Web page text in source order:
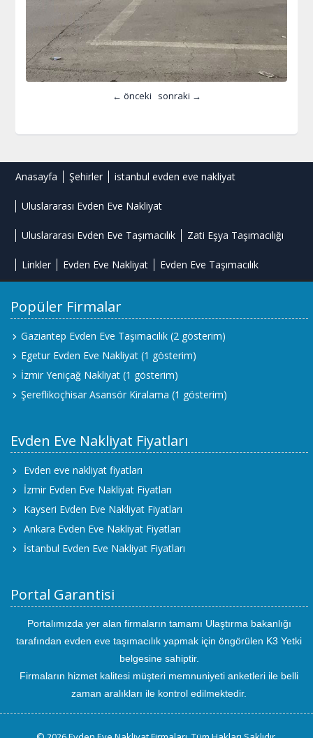
← önceki sonraki →
Anasayfa Şehirler istanbul evden eve nakliyat
Uluslararası Evden Eve Nakliyat
Uluslararası Evden Eve Taşımacılık Zati Eşya Taşımacılığı
Linkler Evden Eve Nakliyat Evden Eve Taşımacılık
Popüler Firmalar
Gaziantep Evden Eve Taşımacılık (2 gösterim)
Egetur Evden Eve Nakliyat (1 gösterim)
İzmir Yeniçağ Nakliyat (1 gösterim)
Şereflikoçhisar Asansör Kiralama (1 gösterim)
Evden Eve Nakliyat Fiyatları
Evden eve nakliyat fiyatları
İzmir Evden Eve Nakliyat Fiyatları
Kayseri Evden Eve Nakliyat Fiyatları
Ankara Evden Eve Nakliyat Fiyatları
İstanbul Evden Eve Nakliyat Fiyatları
Portal Garantisi
Portalımızda yer alan firmaların tamamı Ulaştırma bakanlığı
tarafından evden eve taşımacılık yapmak için öngörülen K3 Yetki
belgesine sahiptir.
Firmaların hizmet kalitesi müşteri memnuniyeti anketleri ile belli
zaman aralıkları ile kontrol edilmektedir.